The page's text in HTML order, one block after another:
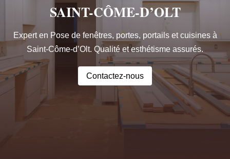
SAINT-CÔME-D’OLT
Expert en Pose de fenêtres, portes, portails et cuisines à
Saint-Côme-d’Olt. Qualité et esthétisme assurés.
Contactez-nous